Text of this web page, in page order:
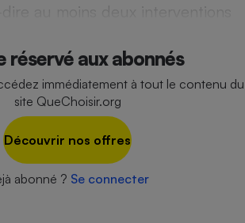
dire au moins deux interventions
réservé aux abonnés
immédiatement à tout le contenu du
site QueChoisir.org
Découvrir nos offres
abonné ? Se connecter
Climatiseur -
Ventilateur